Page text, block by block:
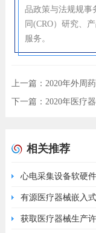
品政策与法规规事
同(CRO）研究、
服务。
上一篇： 2020年外周
究终点应如何选择
下一篇： 2020年医疗
相关推荐
心电采集设备软硬
有源医疗器械嵌入
获取医疗器械生产